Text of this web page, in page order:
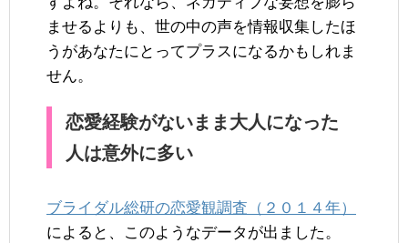
ませるよりも、世の中の声を情報収集したほ
うがあなたにとってプラスになるかもしれま
せん。
恋愛経験がないまま大人になった
人は意外に多い
ブライダル総研の恋愛観調査（２０１４年）
によると、このようなデータが出ました。